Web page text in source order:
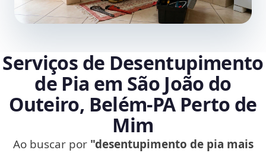
Serviços de Desentupimento
de Pia em São João do
Outeiro, Belém‑PA Perto de
Mim
Ao buscar por "desentupimento de pia mais